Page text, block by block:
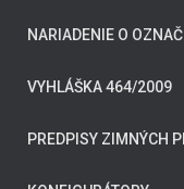
NARIADENIE O
VYHLÁŠKA 464/2009
PREDPISY ZIMNÝCH